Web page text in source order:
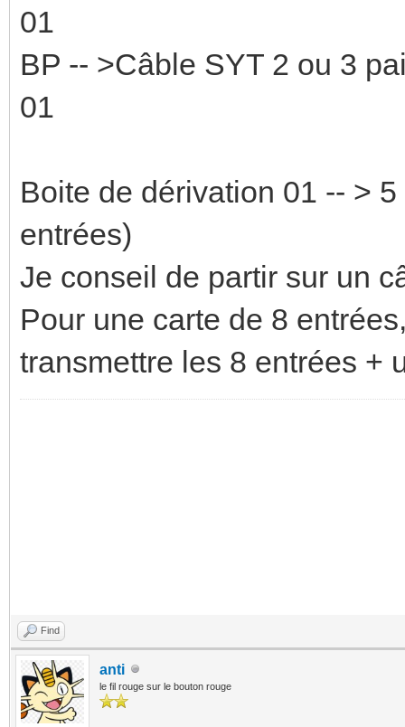
01
BP -- >Câble SYT 2 ou 3
01
Boite de dérivation 01 -- >
entrées)
Je conseil de partir sur un
Pour une carte de 8
transmettre les 8 entrées +
Find
anti
le fil rouge sur le bouton rouge